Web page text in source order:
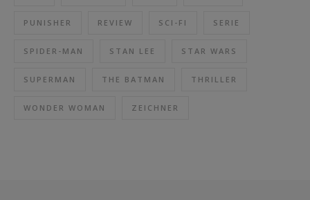
PUNISHER REVIEW SCI-FI SERIE
SPIDER-MAN STAN LEE STAR WARS
SUPERMAN THE BATMAN THRILLER
WONDER WOMAN ZEICHNER